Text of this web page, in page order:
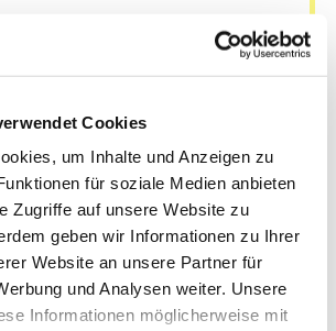
Cookies
um Inhalte und Anzeigen zu
für soziale Medien anbieten
Zugriffe auf unsere Website zu
geben wir Informationen zu Ihrer
Website an unsere Partner für
und Analysen weiter. Unsere
Informationen möglicherweise mit